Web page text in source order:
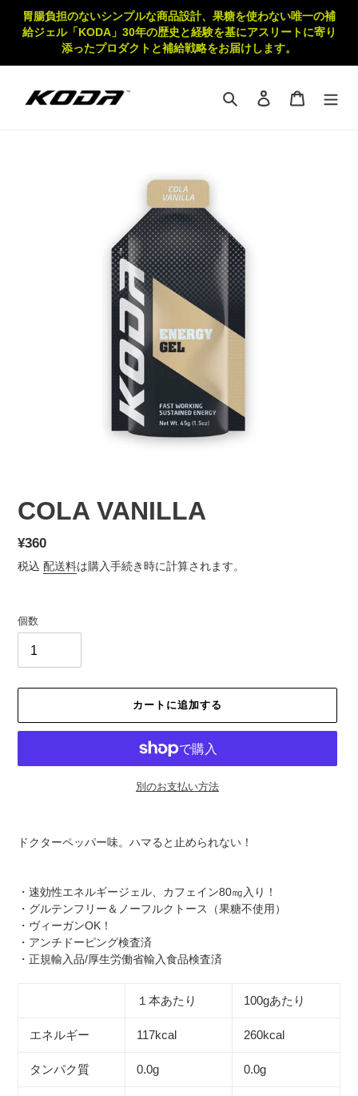
胃腸負担のないシンプルな商品設計、果糖を使わない唯一の補
給ジェル「KODA」30年の歴史と経験を基にアスリートに寄り
添ったプロダクトと補給戦略をお届けします。
検索 ログインカート
COLA VANILLA
通
常
¥360
税込 配送料は購入手続き時に計算されます。
個数
カートに追加する
別のお支払い方法
ー
ト
ドクターペッパー味。ハマると止められない！
・速効性エネルギージェル、カフェイン80㎎入り！
・グルテンフリー＆ノーフルクトース（果糖不使用）
・ヴィーガンOK！
・アンチドーピング検査済
・正規輸入品/厚生労働省輸入食品検査済
１本あたり 100gあたり
エネルギー 117kcal 260kcal
タンパク質 0.0g 0.0g